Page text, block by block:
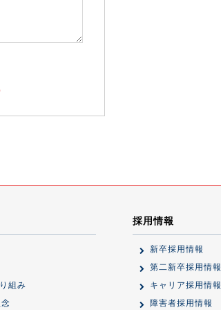
組み
採用情報
新卒採用情報
第二新卒採用情報
キャリア採用情報
障害者採用情報